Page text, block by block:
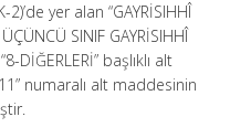
yer alan “GAYRİSIHHÎ
ÜÇÜNCÜ SINIF GAYRİSIHHÎ
DİĞERLERİ” başlıklı alt
numaralı alt maddesinin